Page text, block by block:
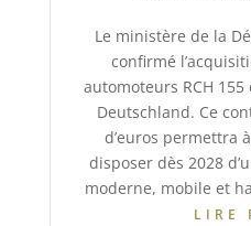
Le ministère de la
confirmé
automoteurs RCH
Deutschland. Ce
d’euros permettra
disposer dès 2028
moderne, mobile et
LIRE